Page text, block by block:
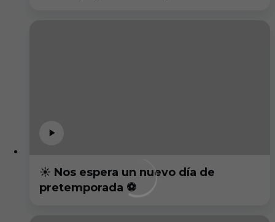
☀️ Nos espera un nuevo día de
pretemporada ⚽️